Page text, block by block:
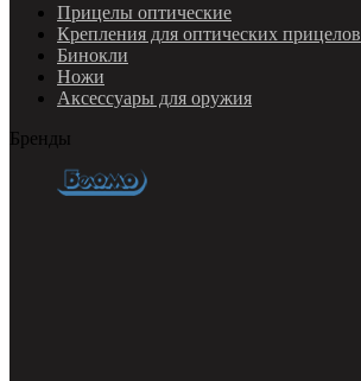
Прицелы оптические
Крепления для оптических прицелов
Бинокли
Ножи
Аксессуары для оружия
Бренды